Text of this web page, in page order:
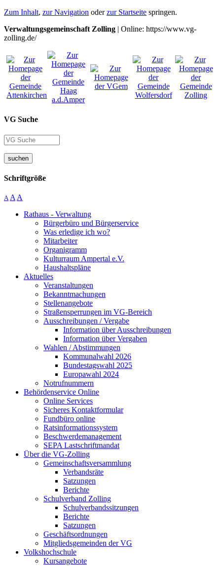
Zum Inhalt, zur Navigation oderzur Startseite springen.
Verwaltungsgemeinschaft Zolling | Online: https://www.vg-
zolling.de/
VG Suche
suchen
Schriftgröße
A A A
Rathaus - Verwaltung
Bürgerbüro und Bürgerservice
Was erledige ich wo?
Mitarbeiter
Organigramm
Kulturraum Ampertal e.V.
Haushaltspläne
Aktuelles
Veranstaltungen
Bekanntmachungen
Stellenangebote
Straßensperrungen im VG-Bereich
Ausschreibungen / Vergabe
Information über Ausschreibungen
Information über Vergaben
Wahlen / Abstimmungen
Kommunalwahl 2026
Bundestagswahl 2025
Europawahl 2024
Notrufnummern
Behördenservice Online
Online Services
Sicheres Kontaktformular
Fundbüro online
Ratsinformationssystem
Beschwerdemanagement
SEPA Lastschriftmandat
Über die VG-Zolling
Gemeinschaftsversammlung
Verbandsräte
Satzungen
Berichte
Schulverband Zolling
Schulverbandssitzungen
Berichte
Satzungen
Geschäftsordnungen
Mitgliedsgemeinden der VG
Volkshochschule
Kursangebote